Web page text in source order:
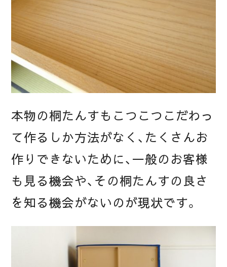
本物の桐たんすもこつこつこだわっ
て作るしか方法がなく、たくさんお
作りできないために、一般のお客様
も見る機会や、その桐たんすの良さ
を知る機会がないのが現状です。